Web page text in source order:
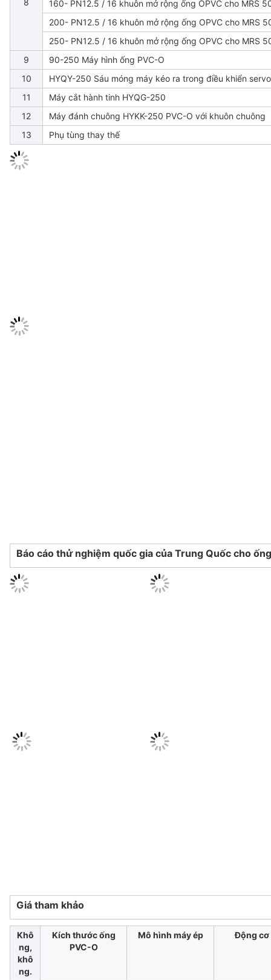
160- PN12.5 / 16 khuôn mở rộng ống OPVC cho MRS
200- PN12.5 / 16 khuôn mở rộng ống OPVC cho MRS
250- PN12.5 / 16 khuôn mở rộng ống OPVC cho MRS
9
90-250 Máy hình ống PVC-O
10
HYQY-250 Sáu móng máy kéo ra trong điều khiển servo
11
Máy cắt hành tinh HYQG-250
12
Máy đánh chuông HYKK-250 PVC-O với khuôn chuông
13
Phụ tùng thay thế
Báo cáo thử nghiệm quốc gia của Trung Quốc cho
Giá tham khảo
Khô
ng,
khô
ng.
Kích thước ống
PVC-O
Mô hình máy ép Động cơ